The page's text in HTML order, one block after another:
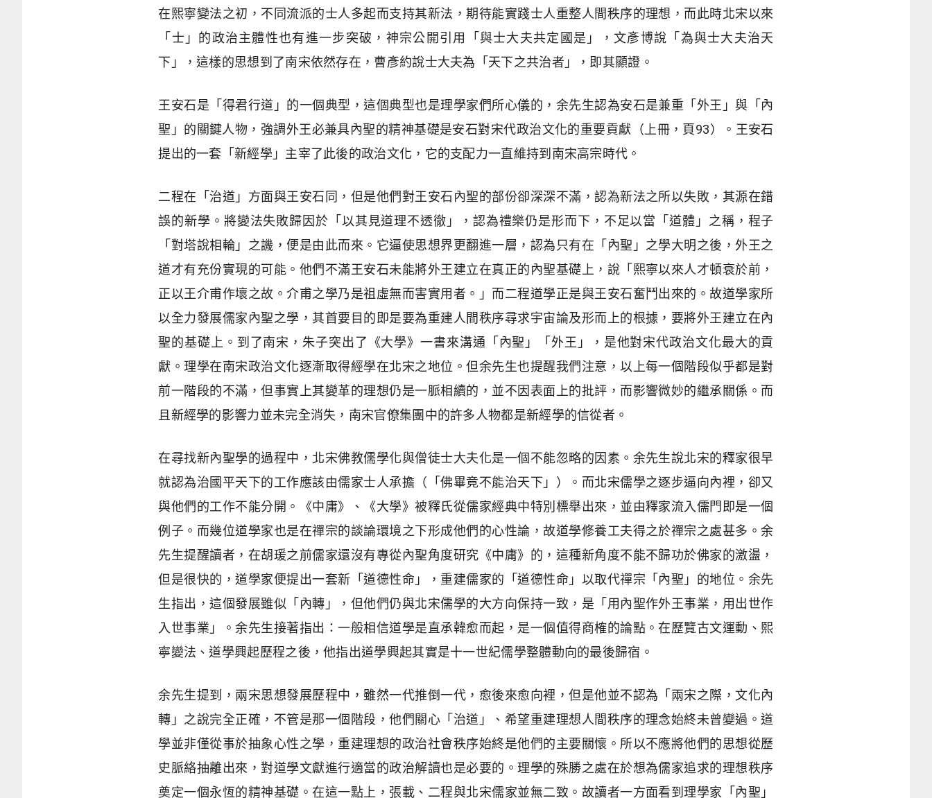
在熙寧變法之初，不同流派的士人多起而支持其新法，期待能實踐士人重整人間秩序的理想，而此時北宋以來
「士」的政治主體性也有進一步突破，神宗公開引用「與士大夫共定國是」，文彥博說「為與士大夫治天
下」，這樣的思想到了南宋依然存在，曹彥約說士大夫為「天下之共治者」，即其顯證。
王安石是「得君行道」的一個典型，這個典型也是理學家們所心儀的，余先生認為安石是兼重「外王」與「內
聖」的關鍵人物，強調外王必兼具內聖的精神基礎是安石對宋代政治文化的重要貢獻（上冊，頁93）。王安石
提出的一套「新經學」主宰了此後的政治文化，它的支配力一直維持到南宋高宗時代。
二程在「治道」方面與王安石同，但是他們對王安石內聖的部份卻深深不滿，認為新法之所以失敗，其源在錯
誤的新學。將變法失敗歸因於「以其見道理不透徹」，認為禮樂仍是形而下，不足以當「道體」之稱，程子
「對塔說相輪」之譏，便是由此而來。它逼使思想界更翻進一層，認為只有在「內聖」之學大明之後，外王之
道才有充份實現的可能。他們不滿王安石未能將外王建立在真正的內聖基礎上，說「熙寧以來人才頓衰於前，
正以王介甫作壞之故。介甫之學乃是祖虛無而害實用者。」而二程道學正是與王安石奮鬥出來的。故道學家所
以全力發展儒家內聖之學，其首要目的即是要為重建人間秩序尋求宇宙論及形而上的根據，要將外王建立在內
聖的基礎上。到了南宋，朱子突出了《大學》一書來溝通「內聖」「外王」，是他對宋代政治文化最大的貢
獻。理學在南宋政治文化逐漸取得經學在北宋之地位。但余先生也提醒我們注意，以上每一個階段似乎都是對
前一階段的不滿，但事實上其變革的理想仍是一脈相續的，並不因表面上的批評，而影響微妙的繼承關係。而
且新經學的影響力並未完全消失，南宋官僚集團中的許多人物都是新經學的信從者。
在尋找新內聖學的過程中，北宋佛教儒學化與僧徒士大夫化是一個不能忽略的因素。余先生說北宋的釋家很早
就認為治國平天下的工作應該由儒家士人承擔（「佛畢竟不能治天下」）。而北宋儒學之逐步逼向內裡，卻又
與他們的工作不能分開。《中庸》、《大學》被釋氏從儒家經典中特別標舉出來，並由釋家流入儒門即是一個
例子。而幾位道學家也是在禪宗的談論環境之下形成他們的心性論，故道學修養工夫得之於禪宗之處甚多。余
先生提醒讀者，在胡瑗之前儒家還沒有專從內聖角度研究《中庸》的，這種新角度不能不歸功於佛家的激盪，
但是很快的，道學家便提出一套新「道德性命」，重建儒家的「道德性命」以取代禪宗「內聖」的地位。余先
生指出，這個發展雖似「內轉」，但他們仍與北宋儒學的大方向保持一致，是「用內聖作外王事業，用出世作
入世事業」。余先生接著指出：一般相信道學是直承韓愈而起，是一個值得商榷的論點。在歷覽古文運動、熙
寧變法、道學興起歷程之後，他指出道學興起其實是十一世紀儒學整體動向的最後歸宿。
余先生提到，兩宋思想發展歷程中，雖然一代推倒一代，愈後來愈向裡，但是他並不認為「兩宋之際，文化內
轉」之說完全正確，不管是那一個階段，他們關心「治道」、希望重建理想人間秩序的理念始終未曾變過。道
學並非僅從事於抽象心性之學，重建理想的政治社會秩序始終是他們的主要關懷。所以不應將他們的思想從歷
史脈絡抽離出來，對道學文獻進行適當的政治解讀也是必要的。理學的殊勝之處在於想為儒家追求的理想秩序
奠定一個永恆的精神基礎。在這一點上，張載、二程與北宋儒家並無二致。故讀者一方面看到理學家「內聖」